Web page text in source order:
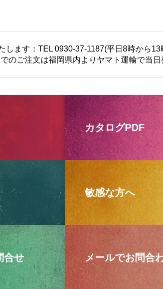
します：TEL 0930-37-1187(平日8時から
ご注文は福岡県内よりヤマト運輸で当日
カタログPDF
敏感な方へ
合せ メールでお問合